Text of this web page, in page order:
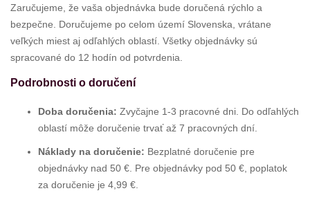
Zaručujeme, že vaša objednávka bude doručená rýchlo a
bezpečne. Doručujeme po celom území Slovenska, vrátane
veľkých miest aj odľahlých oblastí. Všetky objednávky sú
spracované do 12 hodín od potvrdenia.
Podrobnosti o doručení
Doba doručenia: Zvyčajne 1-3 pracovné dni. Do odľahlých
oblastí môže doručenie trvať až 7 pracovných dní.
Náklady na doručenie: Bezplatné doručenie pre
objednávky nad 50 €. Pre objednávky pod 50 €, poplatok
za doručenie je 4,99 €.